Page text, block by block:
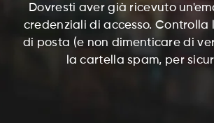
Dovresti aver già ricevuto
credenziali di accesso. Controlla
di posta (e non dimenticare di
la cartella spam, per